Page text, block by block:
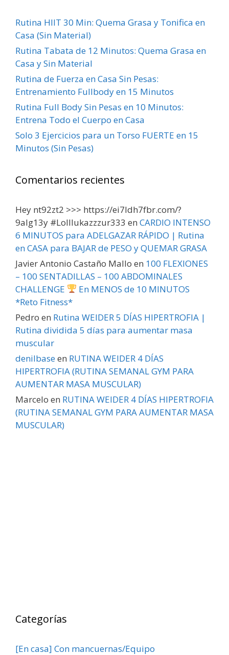
Rutina HIIT 30 Min: Quema Grasa y Tonifica en
Casa (Sin Material)
Rutina Tabata de 12 Minutos: Quema Grasa en
Casa y Sin Material
Rutina de Fuerza en Casa Sin Pesas:
Entrenamiento Fullbody en 15 Minutos
Rutina Full Body Sin Pesas en 10 Minutos:
Entrena Todo el Cuerpo en Casa
Solo 3 Ejercicios para un Torso FUERTE en 15
Minutos (Sin Pesas)
Comentarios recientes
Hey nt92zt2 >>> https://ei7ldh7fbr.com/?
9alg13y #Lolllukazzzur333 en CARDIO INTENSO
6 MINUTOS para ADELGAZAR RÁPIDO | Rutina
en CASA para BAJAR de PESO y QUEMAR GRASA
Javier Antonio Castaño Mallo en 100 FLEXIONES
– 100 SENTADILLAS – 100 ABDOMINALES
CHALLENGE
En MENOS de 10 MINUTOS
*Reto Fitness*
Pedro en Rutina WEIDER 5 DÍAS HIPERTROFIA |
Rutina dividida 5 días para aumentar masa
muscular
denilbaseen RUTINA WEIDER 4 DÍAS
HIPERTROFIA (RUTINA SEMANAL GYM PARA
AUMENTAR MASA MUSCULAR)
Marcelo en RUTINA WEIDER 4 DÍAS HIPERTROFIA
(RUTINA SEMANAL GYM PARA AUMENTAR MASA
MUSCULAR)
Categorías
[En casa] Con mancuernas/Equipo